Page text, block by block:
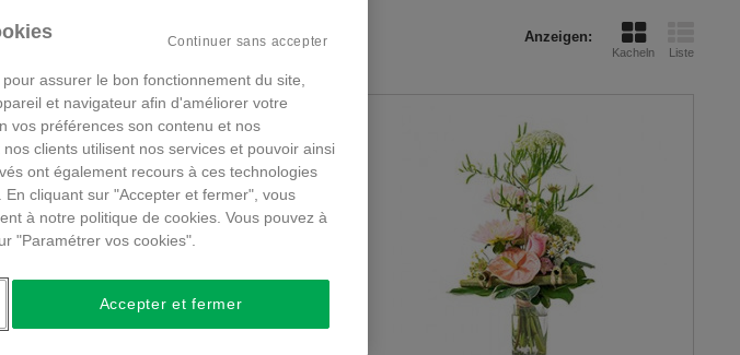
Anzeigen:
Kacheln Liste
assurer le bon fonctionnement du site,
et navigateur afin d'améliorer votre
vos préférences son contenu et nos
clients utilisent nos services et pouvoir ainsi
ont également recours à ces technologies
cliquant sur "Accepter et fermer", vous
à notre politique de cookies. Vous pouvez à
"Paramétrer vos cookies".
Continuer sans accepter
Accepter et fermer